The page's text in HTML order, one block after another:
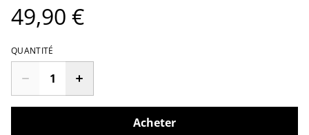
49,90 €
QUANTITÉ
Acheter